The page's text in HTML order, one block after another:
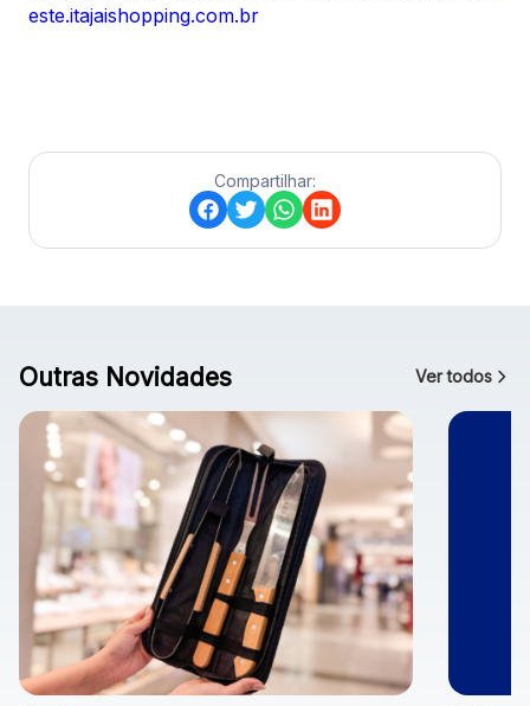
este.itajaishopping.com.br
Compartilhar:
Outras Novidades Ver todos